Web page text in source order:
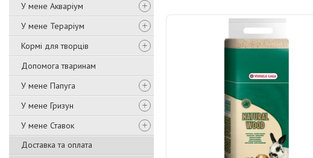
У мене Акваріум
У мене Тераріум
Кормі для творців
Допомога тваринам
У мене Папуга
У мене Гризун
У мене Ставок
Доставка та оплата